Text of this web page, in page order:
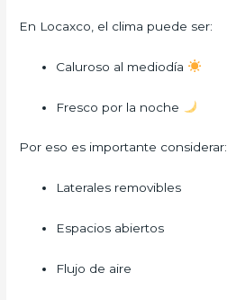
En Locaxco, el clima puede ser:
Caluroso al mediodía
Fresco por la noche
Por eso es importante considerar:
Laterales removibles
Espacios abiertos
Flujo de aire